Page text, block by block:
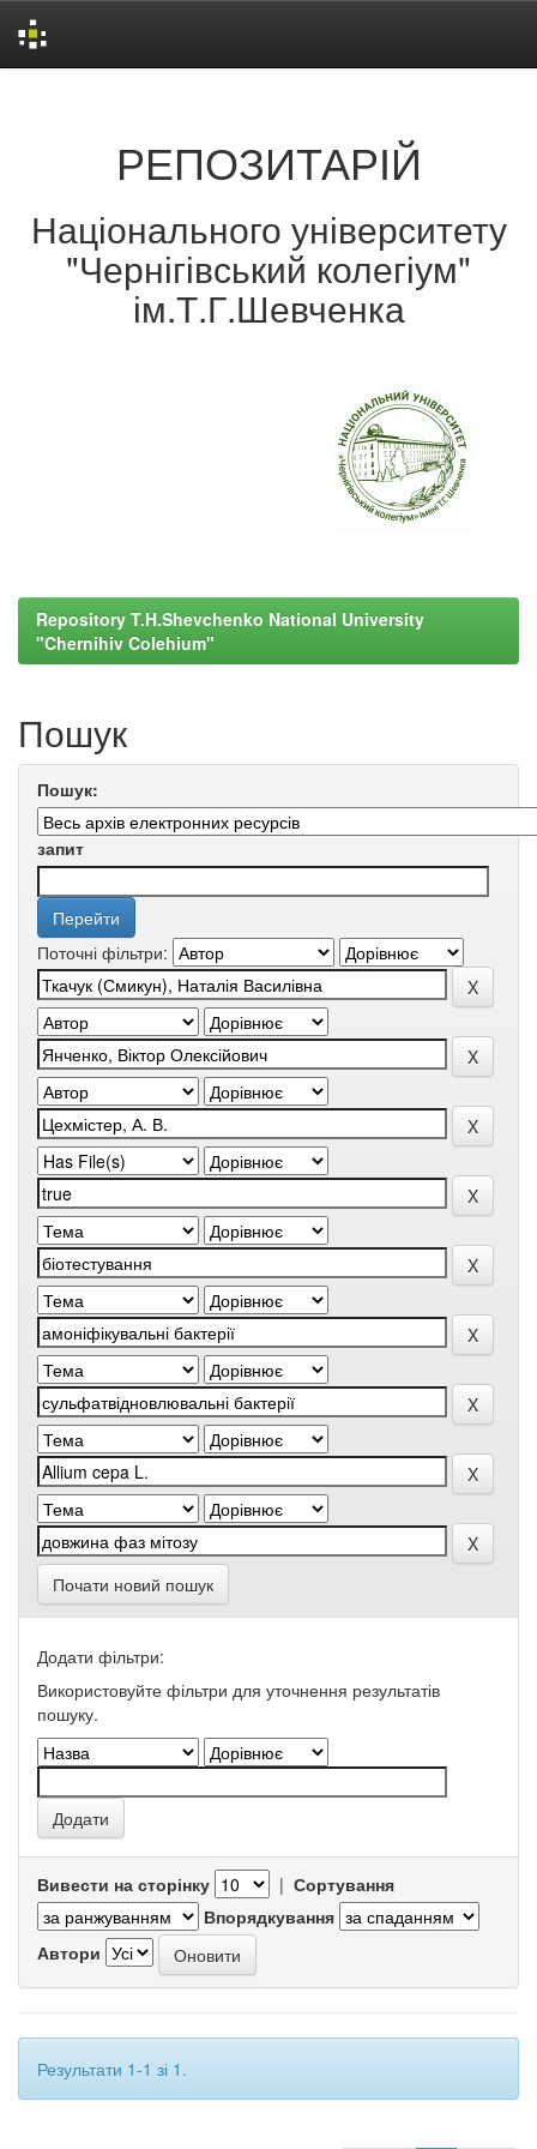
РЕПОЗИТАРІЙ
Національного університету
"Чернігівський колегіум"
ім.Т.Г.Шевченка
Repository T.H.Shevchenko National University
"Chernihiv Colehium"
Пошук
Пошук:
запит
Поточні фільтри:
Почати новий пошук
Додати фільтри:
Використовуйте фільтри для уточнення результатів
пошуку.
Вивести на сторінку | Сортування
Впорядкування
Автори
Результати 1-1 зі 1.